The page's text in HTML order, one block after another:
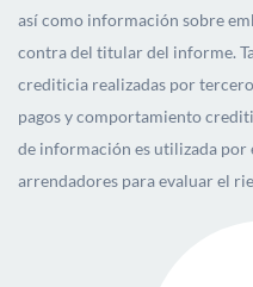
así como información sobre
contra del titular del informe.
crediticia realizadas por
pagos y comportamiento
de información es utilizada por
arrendadores para evaluar el